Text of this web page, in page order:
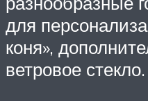
для
коня»,
ветровое стекло.